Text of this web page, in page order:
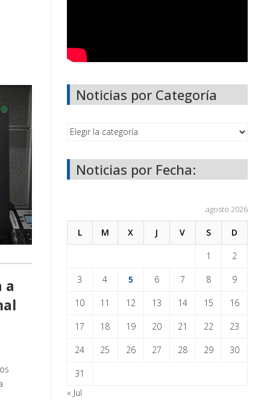
a
Noticias por Categoría
Noticias por Fecha:
agosto 2026
L M X J V S D
1 2
3 4 5 6 7 8 9
10 11 12 13 14 15 16
17 18 19 20 21 22 23
24 25 26 27 28 29 30
31
« Jul